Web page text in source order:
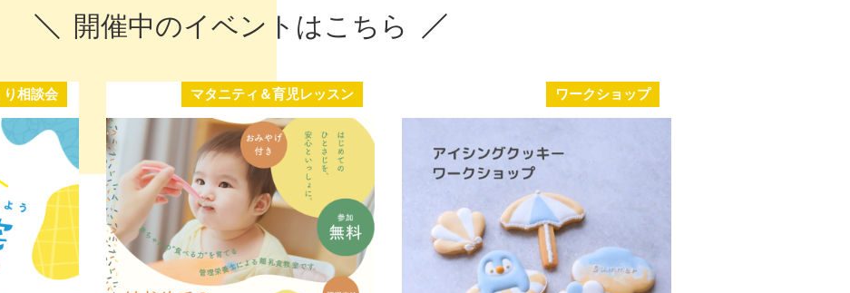
開催中のイベントはこちら
り相談会 マタニティ＆育児レッスン ワークショップ